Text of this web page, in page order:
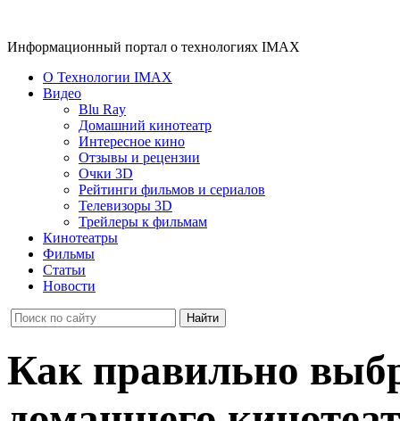
Информационный портал о технологиях IMAX
О Технологии IMAX
Видео
Blu Ray
Домашний кинотеатр
Интересное кино
Отзывы и рецензии
Очки 3D
Рейтинги фильмов и сериалов
Телевизоры 3D
Трейлеры к фильмам
Кинотеатры
Фильмы
Статьи
Новости
Как правильно